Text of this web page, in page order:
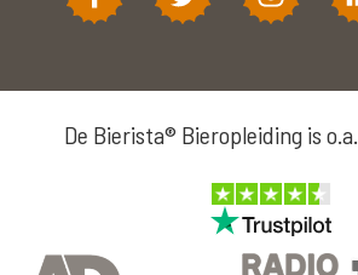
De Bierista® Bieropleiding is